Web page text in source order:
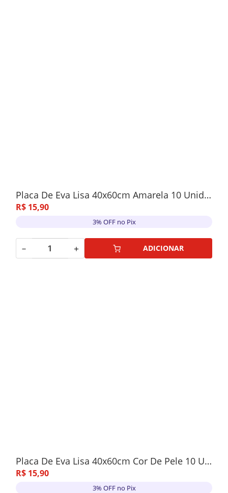
Placa De Eva Lisa 40x60cm Amarela 10 Unidades
R$ 15,90
3% OFF no Pix
－ ＋ ADICIONAR
Placa De Eva Lisa 40x60cm Cor De Pele 10 Unidades
R$ 15,90
3% OFF no Pix